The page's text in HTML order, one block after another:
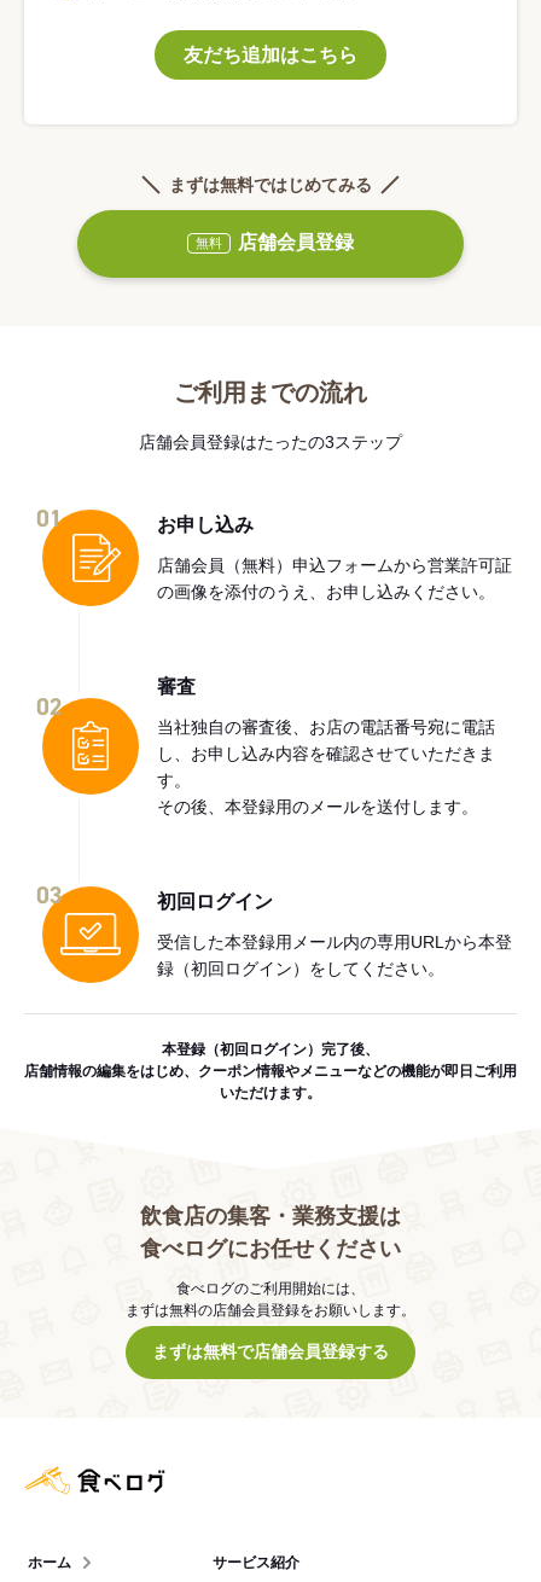
友だち追加はこちら
まずは無料ではじめてみる
無料 店舗会員登録
ご利用までの流れ
店舗会員登録はたったの3ステップ
01 お申し込み
店舗会員（無料）申込フォームから営業許可証
の画像を添付のうえ、お申し込みください。
02
審査
当社独自の審査後、お店の電話番号宛に電話
し、お申し込み内容を確認させていただきま
す。
その後、本登録用のメールを送付します。
03 初回ログイン
受信した本登録用メール内の専用URLから本登
録（初回ログイン）をしてください。
本登録（初回ログイン）完了後、
店舗情報の編集をはじめ、クーポン情報やメニューなどの機能が即日ご利用
いただけます。
飲食店の集客・業務支援は
食べログにお任せください
食べログのご利用開始には、
まずは無料の店舗会員登録をお願いします。
まずは無料で店舗会員登録する
ホーム サービス紹介